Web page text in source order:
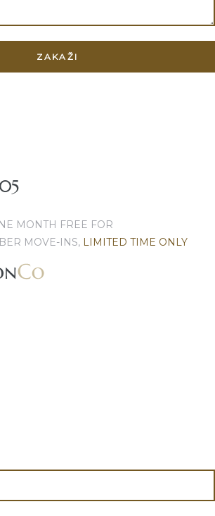
MONTH FREE FOR
MOVE-INS, LIMITED TIME ONLY